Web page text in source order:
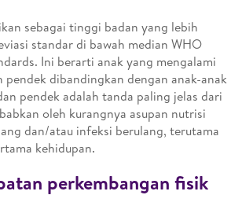
sebagai tinggi badan yang lebih
standar di bawah median WHO
Ini berarti anak yang mengalami
dibandingkan dengan anak-anak
pendek adalah tanda paling jelas dari
oleh kurangnya asupan nutrisi
dan/atau infeksi berulang, terutama
kehidupan.
perkembangan fisik